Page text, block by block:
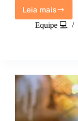
Leia mais
08
Livros
e
Você
Precisa
Equipe 💻